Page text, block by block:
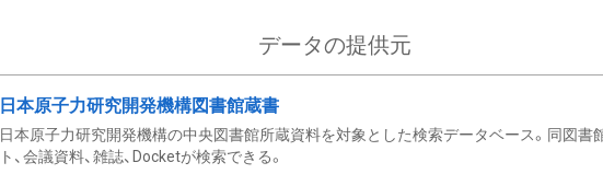
データの提供元
日本原子力研究開発機構図書館蔵書
日本原子力研究開発機構の中央図書館所蔵資料を対象とした検索データベース。同図書
ト、会議資料、雑誌、Docketが検索できる。